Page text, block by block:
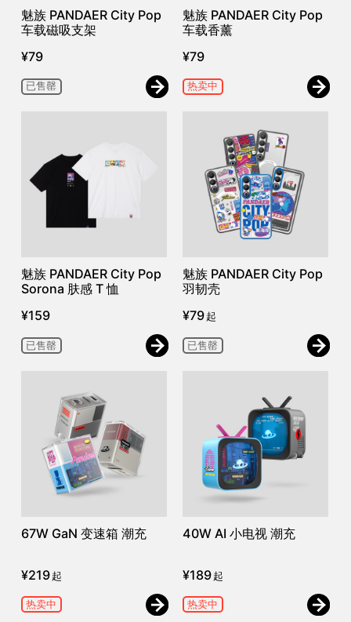
魅族 PANDAER City Pop
车载磁吸支架
¥79
已售罄
魅族 PANDAER City Pop
车载香薰
¥79
热卖中
魅族 PANDAER City Pop
Sorona 肤感 T 恤
¥159
已售罄
魅族 PANDAER City Pop
羽韧壳
¥79 起
已售罄
67W GaN 变速箱 潮充
¥219 起
热卖中
40W AI 小电视 潮充
¥189 起
热卖中